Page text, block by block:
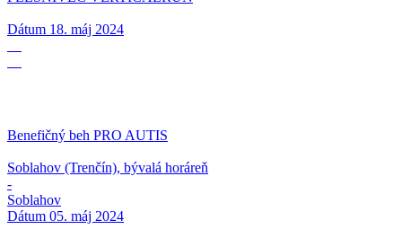
Dátum 18. máj 2024
Benefičný beh PRO AUTIS
Soblahov (Trenčín), bývalá horáreň
-
Soblahov
Dátum 05. máj 2024